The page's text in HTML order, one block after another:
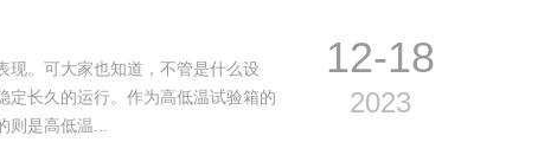
。可大家也知道，不管是什么设
定长久的运行。作为高低温试验箱的
是高低温...
12-18
2023